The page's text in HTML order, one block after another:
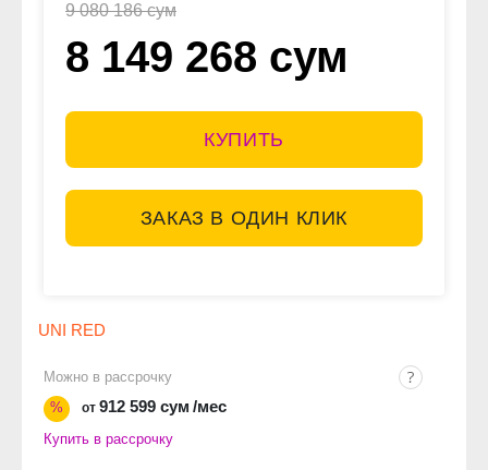
9 080 186 сум
8 149 268 сум
КУПИТЬ
ЗАКАЗ В ОДИН КЛИК
UNI RED
Можно в рассрочку
%
от 912 599 сум /мес
Купить в рассрочку